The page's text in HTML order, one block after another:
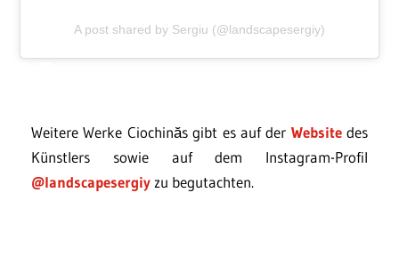
A post shared by Sergiu (@landscapesergiy)
Weitere Werke Ciochinăs gibt es auf der Websitedes
Künstlers sowie auf dem Instagram-Profil
@landscapesergiyzu begutachten.